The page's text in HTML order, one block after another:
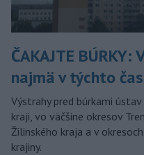
ČAKAJTE
najmä v týchto
Výstrahy pred búrkami
kraji, vo väčšine okresov
Žilinského kraja a v
krajiny.